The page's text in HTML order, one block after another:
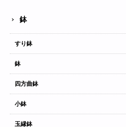
鉢
すり鉢
鉢
四方曲鉢
小鉢
玉縁鉢